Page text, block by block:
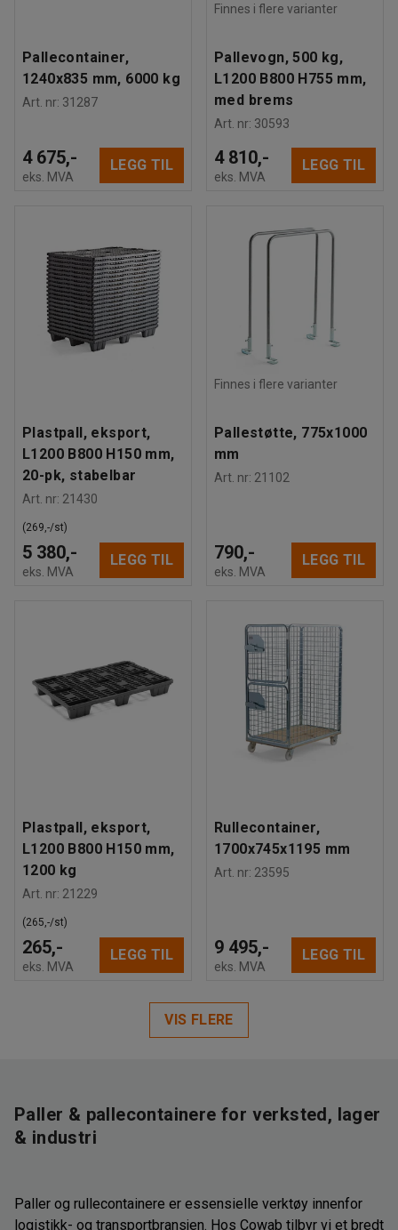
Pallecontainer,
1240x835 mm, 6000 kg
Art. nr: 31287
4 675,-
eks. MVA
LEGG TIL
Finnes i flere varianter
Pallevogn, 500 kg,
L1200 B800 H755 mm,
med brems
Art. nr: 30593
4 810,-
eks. MVA
LEGG TIL
Plastpall, eksport,
L1200 B800 H150 mm,
20-pk, stabelbar
Art. nr: 21430
5 380,-
(269,-/st)
eks. MVA
LEGG TIL
Finnes i flere varianter
Pallestøtte, 775x1000
mm
Art. nr: 21102
790,-
eks. MVA
LEGG TIL
Plastpall, eksport,
L1200 B800 H150 mm,
1200 kg
Art. nr: 21229
265,-
(265,-/st)
eks. MVA
LEGG TIL
Rullecontainer,
1700x745x1195 mm
Art. nr: 23595
9 495,-
eks. MVA
LEGG TIL
VIS FLERE
Paller & pallecontainere for verksted, lager
& industri
Paller og rullecontainere er essensielle verktøy innenfor
logistikk- og transportbransjen. Hos Cowab tilbyr vi et bredt